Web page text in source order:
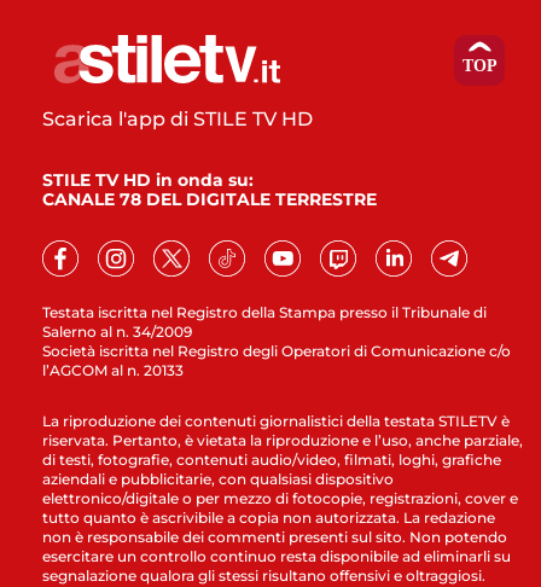
Testata iscritta nel Registro della Stampa presso il Tribunale di
Salerno al n. 34/2009
Società iscritta nel Registro degli Operatori di Comunicazione c/o
l’AGCOM al n. 20133
Scarica l'app di STILE TV HD
STILE TV HD in onda su:
CANALE 78 DEL DIGITALE TERRESTRE
La riproduzione dei contenuti giornalistici della testata STILETV è
riservata. Pertanto, è vietata la riproduzione e l’uso, anche parziale,
di testi, fotografie, contenuti audio/video, filmati, loghi, grafiche
aziendali e pubblicitarie, con qualsiasi dispositivo
elettronico/digitale o per mezzo di fotocopie, registrazioni, cover e
tutto quanto è ascrivibile a copia non autorizzata. La redazione
non è responsabile dei commenti presenti sul sito. Non potendo
esercitare un controllo continuo resta disponibile ad eliminarli su
segnalazione qualora gli stessi risultano offensivi e oltraggiosi.